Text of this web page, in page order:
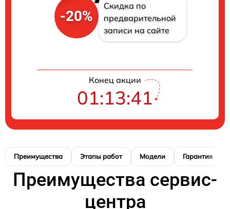
-20%
Скидка по
предварительной
записи на сайте
Конец акции
01:13:40
Преимущества Этапы работ Модели Гарантия
Преимущества сервис-
центра